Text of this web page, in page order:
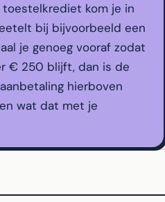
kom je in
bij bijvoorbeeld een
je genoeg vooraf zodat
€ 250 blijft, dan is de
hierboven
wat dat met je